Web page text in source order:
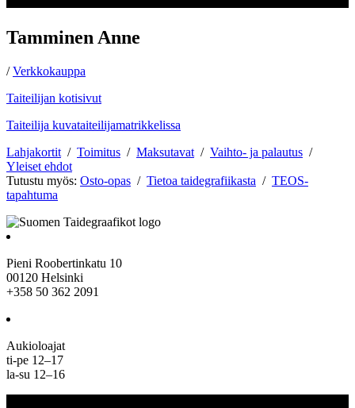
Tamminen Anne
/Verkkokauppa
Taiteilijan kotisivut
Taiteilija kuvataiteilijamatrikkelissa
Lahjakortit / Toimitus / Maksutavat / Vaihto- ja palautus /
Yleiset ehdot
Tutustu myös: Osto-opas / Tietoa taidegrafiikasta / TEOS-
tapahtuma
Pieni Roobertinkatu 10
00120 Helsinki
+358 50 362 2091
Aukioloajat
ti-pe 12–17
la-su 12–16